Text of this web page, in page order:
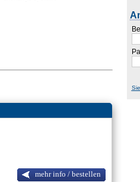
mehr info / bestellen